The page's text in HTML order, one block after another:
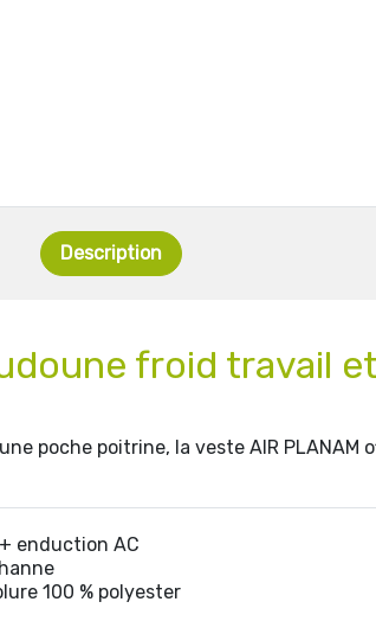
Description
froid travail
poche poitrine, la veste AIR PLANAM
enduction AC
100 % polyester